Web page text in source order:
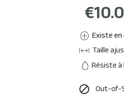
Existe
Taille
Résiste à
 Out-of-